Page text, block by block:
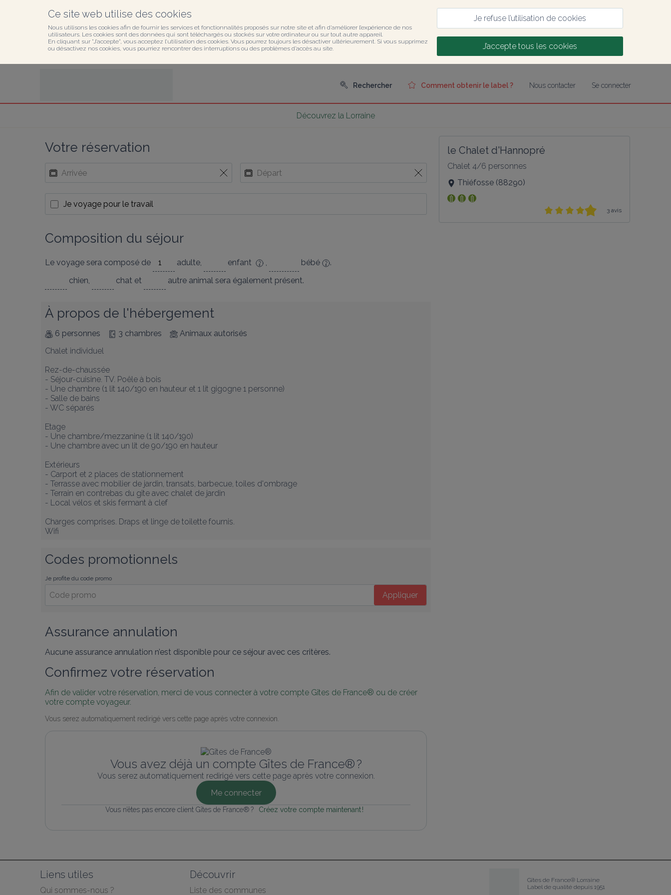
Ce site web utilise des cookies
Nous utilisons les cookies afin de fournir les services et fonctionnalités proposés sur notre site et afin d’améliorer l’expérience de nos
utilisateurs. Les cookies sont des données qui sont téléchargés ou stockés sur votre ordinateur ou sur tout autre appareil.
En cliquant sur ”J’accepte”, vous acceptez l’utilisation des cookies. Vous pourrez toujours les désactiver ultérieurement. Si vous supprimez
ou désactivez nos cookies, vous pourriez rencontrer des interruptions ou des problèmes d’accès au site.
Je refuse l’utilisation de cookies
J’accepte tous les cookies
Rechercher Comment obtenir le label ? Nous contacter Se connecter
Découvrez la Lorraine
Votre réservation
Je voyage pour le travail
Composition du séjour
Le voyage sera composé de adulte, enfant , bébé
.
chien, chat et autre animal sera également présent.
À propos de l'hébergement
6 personnes 3 chambres
Animaux autorisés
Chalet individuel
Rez-de-chaussée
- Séjour-cuisine. TV. Poêle à bois
- Une chambre (1 lit 140/190 en hauteur et 1 lit gigogne 1 personne)
- Salle de bains
- WC séparés
Etage
- Une chambre/mezzanine (1 lit 140/190)
- Une chambre avec un lit de 90/190 en hauteur
Extérieurs
- Carport et 2 places de stationnement
- Terrasse avec mobilier de jardin, transats, barbecue, toiles d'ombrage
- Terrain en contrebas du gîte avec chalet de jardin
- Local vélos et skis fermant à clef
Charges comprises. Draps et linge de toilette fournis.
Wifi
Codes promotionnels
Je profite du code promo
Appliquer
Assurance annulation
Aucune assurance annulation n’est disponible pour ce séjour avec ces critères.
Confirmez votre réservation
Afin de valider votre réservation, merci de vous connecter à votre compte Gîtes de France® ou de créer
votre compte voyageur.
Vous serez automatiquement redirigé vers cette page après votre connexion.
Vous avez déjà un compte Gîtes de France® ?
Vous serez automatiquement redirigé vers cette page après votre connexion.
Me connecter
Vous n’êtes pas encore client Gîtes de France® ? Créez votre compte maintenant !
le Chalet d'Hannopré
Chalet 4/6 personnes
Thiéfosse (88290)
3 avis
Liens utiles
Qui sommes-nous ?
Découvrir
Liste des communes
Gîtes de France® Lorraine
Label de qualité depuis 1951